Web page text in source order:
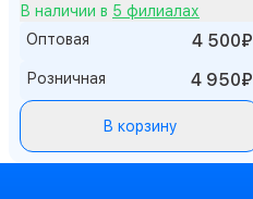
В наличии в 5 филиалах
Оптовая
4 500₽
Розничная 4 950₽
В корзину